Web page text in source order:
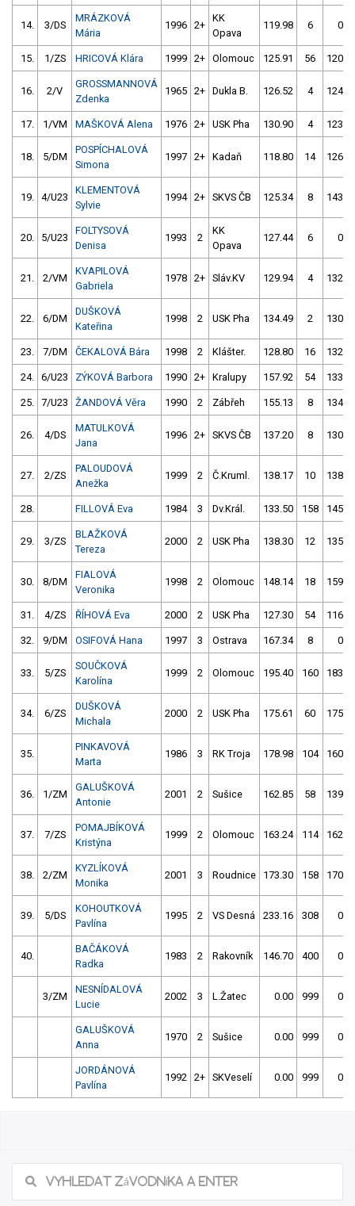
14. 3/DS
MRÁZKOVÁ
Mária
1996 2+
KK
Opava
119.98 6
15. 1/ZS HRICOVÁ Klára 1999 2+ Olomouc 125.91 56
16. 2/V
GROSSMANNOVÁ
Zdenka
1965 2+ Dukla B. 126.52 4
17. 1/VM MAŠKOVÁ Alena 1976 2+ USK Pha 130.90 4
18. 5/DM
POSPÍCHALOVÁ
Simona
1997 2+ Kadaň 118.80 14
19. 4/U23
KLEMENTOVÁ
Sylvie
1994 2+ SKVS ČB 125.34 8
20. 5/U23
FOLTYSOVÁ
Denisa
1993 2
KK
Opava
127.44 6
21. 2/VM
KVAPILOVÁ
Gabriela
1978 2+ Sláv.KV 129.94 4
22. 6/DM
DUŠKOVÁ
Kateřina
1998 2 USK Pha 134.49 2
23. 7/DM ČEKALOVÁ Bára 1998 2 Klášter. 128.80 16
24. 6/U23 ZÝKOVÁ Barbora 1990 2+ Kralupy 157.92 54
25. 7/U23 ŽANDOVÁ Věra 1990 2 Zábřeh 155.13 8
26. 4/DS
MATULKOVÁ
Jana
1996 2+ SKVS ČB 137.20 8
27. 2/ZS
PALOUDOVÁ
Anežka
1999 2 Č.Kruml. 138.17 10
28. FILLOVÁ Eva 1984 3 Dv.Král. 133.50 158
29. 3/ZS
BLAŽKOVÁ
Tereza
2000 2 USK Pha 138.30 12
30. 8/DM
FIALOVÁ
Veronika
1998 2 Olomouc 148.14 18
31. 4/ZS ŘÍHOVÁ Eva 2000 2 USK Pha 127.30 54
32. 9/DM OSIFOVÁ Hana 1997 3 Ostrava 167.34 8
33. 5/ZS
SOUČKOVÁ
Karolína
1999 2 Olomouc 195.40 160
34. 6/ZS
DUŠKOVÁ
Michala
2000 2 USK Pha 175.61 60
35.
PINKAVOVÁ
Marta
1986 3 RK Troja 178.98 104
36. 1/ZM
GALUŠKOVÁ
Antonie
2001 2 Sušice 162.85 58
37. 7/ZS
POMAJBÍKOVÁ
Kristýna
1999 2 Olomouc 163.24 114
38. 2/ZM
KYZLÍKOVÁ
Monika
2001 3 Roudnice 173.30 158
39. 5/DS
KOHOUTKOVÁ
Pavlína
1995 2 VS Desná 233.16 308
40.
BAČÁKOVÁ
Radka
1983 2 Rakovník 146.70 400
3/ZM
NESNÍDALOVÁ
Lucie
2002 3 L.Žatec 0.00 999
GALUŠKOVÁ
Anna
1970 2 Sušice 0.00 999
JORDÁNOVÁ
Pavlína
1992 2+ SKVeselí 0.00 999